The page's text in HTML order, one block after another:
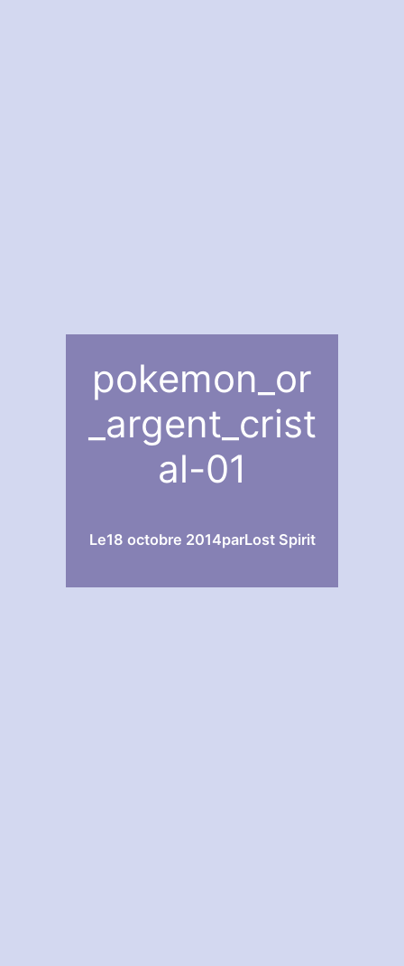
pokemon_or
_argent_crist
al-01
Le18 octobre 2014parLost Spirit